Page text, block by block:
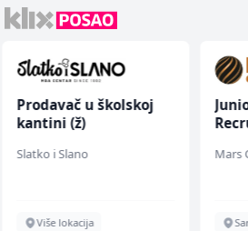
Prodavač u školskoj
kantini (ž)
Slatko i Slano
Više lokacija
Mars